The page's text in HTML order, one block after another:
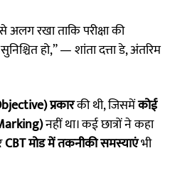
अलग रखा ताकि परीक्षा की
हो,” — शांता दत्ता डे, अंतरिम
प्रकारकी थी, जिसमेंकोई
नहीं था। कई छात्रों ने कहा
CBT मोड में तकनीकी समस्याएंभी